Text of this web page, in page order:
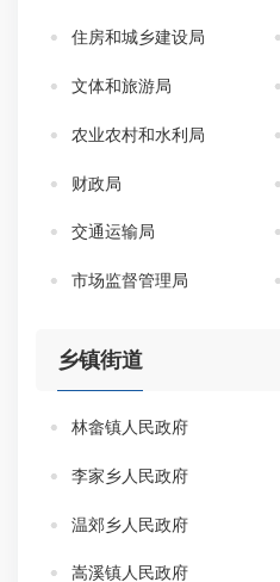
住房和城乡建设局
文体和旅游局
农业农村和水利局
财政局
交通运输局
市场监督管理局
乡镇街道
林畲镇人民政府
李家乡人民政府
温郊乡人民政府
嵩溪镇人民政府